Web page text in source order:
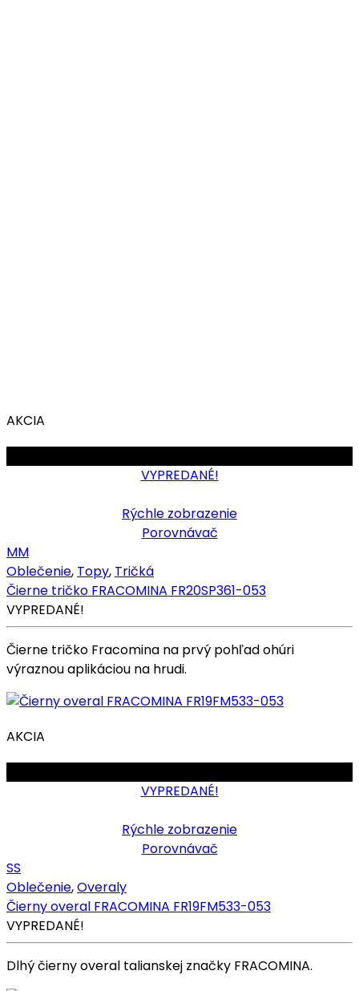
AKCIA
VYPREDANÉ!
Rýchle zobrazenie
Porovnávač
MM
Oblečenie, Topy, Tričká
Čierne tričko FRACOMINA FR20SP361-053
VYPREDANÉ!
Čierne tričko Fracomina na prvý pohľad ohúri
výraznou aplikáciou na hrudi.
AKCIA
VYPREDANÉ!
Rýchle zobrazenie
Porovnávač
SS
Oblečenie,Overaly
Čierny overal FRACOMINA FR19FM533-053
VYPREDANÉ!
Dlhý čierny overal talianskej značky FRACOMINA.